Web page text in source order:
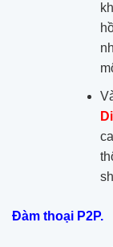
Đàm thoại P2P.